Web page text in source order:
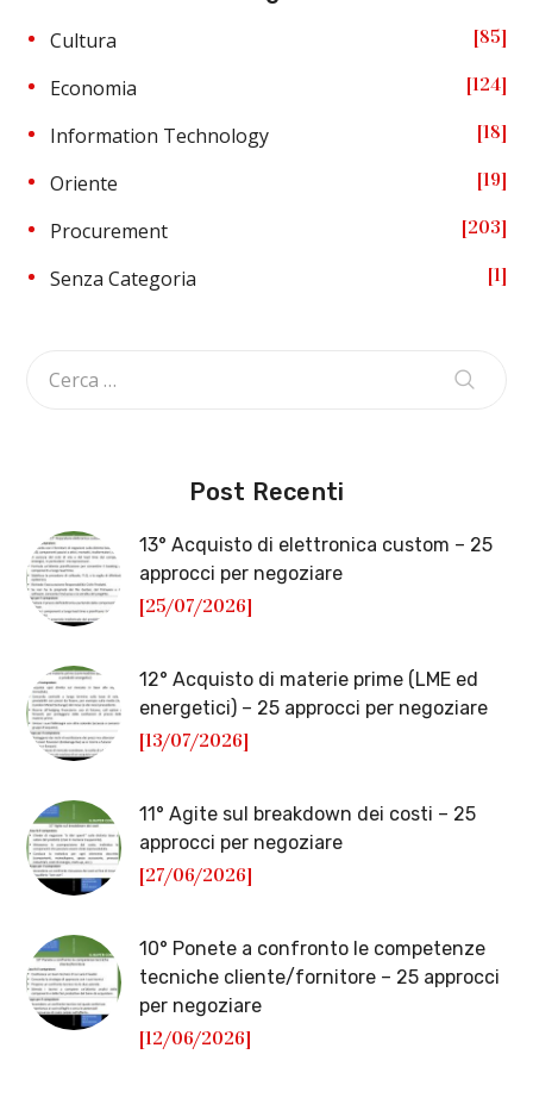
Cultura 85
Economia 124
Information Technology 18
Oriente 19
Procurement 203
Senza Categoria 1
Post Recenti
13° Acquisto di elettronica custom – 25
approcci per negoziare
[25/07/2026]
12° Acquisto di materie prime (LME ed
energetici) – 25 approcci per negoziare
[13/07/2026]
11° Agite sul breakdown dei costi – 25
approcci per negoziare
[27/06/2026]
10° Ponete a confronto le competenze
tecniche cliente/fornitore – 25 approcci
per negoziare
[12/06/2026]